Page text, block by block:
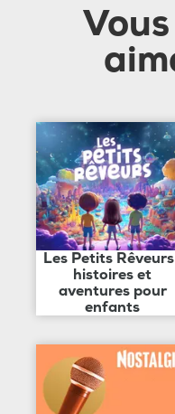
Les Petits
histoires et
aventures pour
enfants